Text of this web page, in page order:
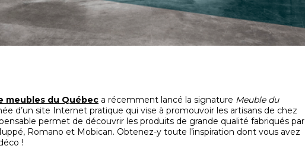
meubles du Québec a récemment lancé la signature Meuble du
d’un site Internet pratique qui vise à promouvoir les artisans de chez
permet de découvrir les produits de grande qualité fabriqués par
Romano et Mobican. Obtenez-y toute l’inspiration dont vous avez
!